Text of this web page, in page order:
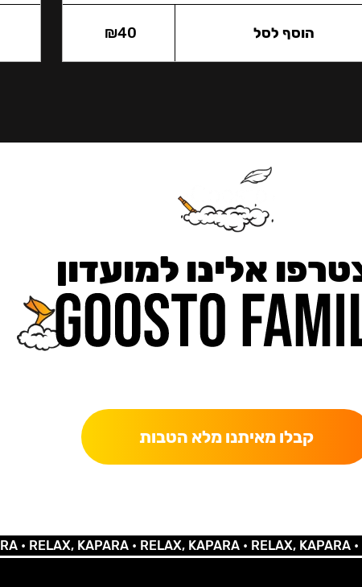
₪40 הוסף לסל
אלינו למועדון
קבלו מאיתנו מלא הטבות
KAPARA •RELAX, KAPARA •RELAX, KAPARA •